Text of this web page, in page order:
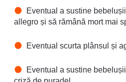
Eventual a sustine
allegro și să rămână mort mai
Eventual scurta plânsul și
Eventual a sustine